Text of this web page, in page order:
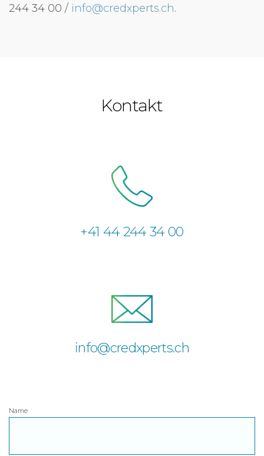
244 34 00 / info@credxperts.ch.
Kontakt
+41 44 244 34 00
info@credxperts.ch
Name